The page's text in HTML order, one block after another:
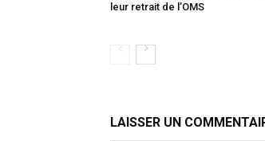
leur retrait de l’OMS
LAISSER UN